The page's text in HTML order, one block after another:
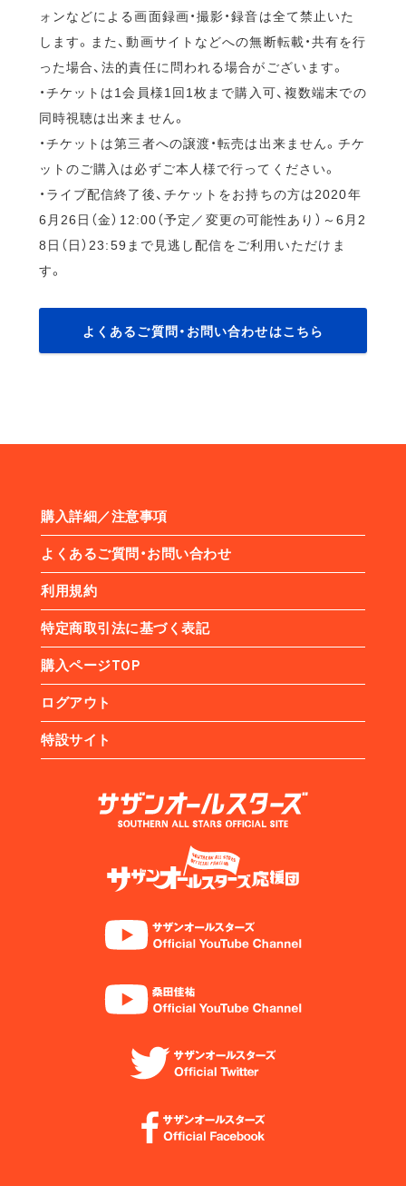
ォンなどによる画面録画・撮影・録音は全て禁止いた
します。また、動画サイトなどへの無断転載・共有を行
った場合、法的責任に問われる場合がございます。
・チケットは1会員様1回1枚まで購入可、複数端末での
同時視聴は出来ません。
・チケットは第三者への譲渡・転売は出来ません。チケ
ットのご購入は必ずご本人様で行ってください。
・ライブ配信終了後、チケットをお持ちの方は2020年
6月26日（金）12:00（予定／変更の可能性あり）～6月2
8日（日）23:59まで見逃し配信をご利用いただけま
す。
よくあるご質問・お問い合わせはこちら
購入詳細／注意事項
よくあるご質問・お問い合わせ
利用規約
特定商取引法に基づく表記
購入ページTOP
ログアウト
特設サイト